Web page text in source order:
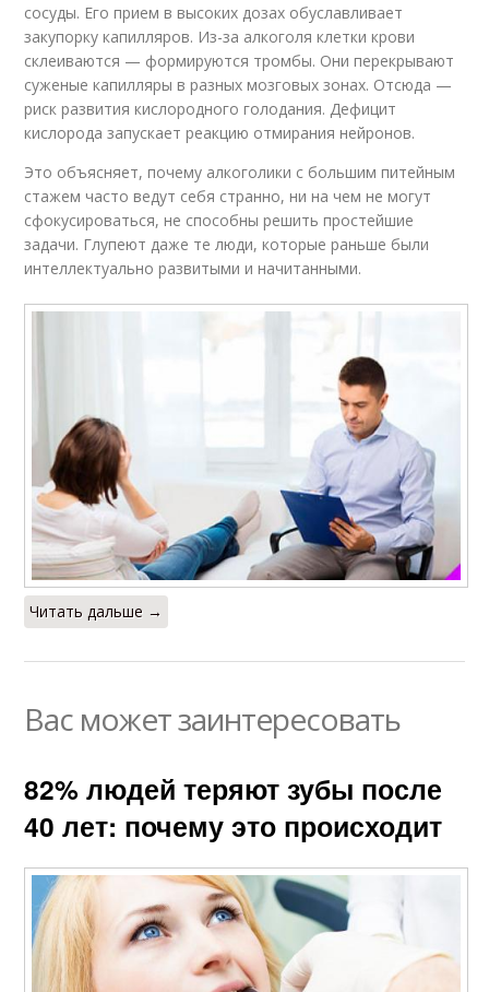
сосуды. Его прием в высоких дозах обуславливает
закупорку капилляров. Из-за алкоголя клетки крови
склеиваются — формируются тромбы. Они перекрывают
суженые капилляры в разных мозговых зонах. Отсюда —
риск развития кислородного голодания. Дефицит
кислорода запускает реакцию отмирания нейронов.
Это объясняет, почему алкоголики с большим питейным
стажем часто ведут себя странно, ни на чем не могут
сфокусироваться, не способны решить простейшие
задачи. Глупеют даже те люди, которые раньше были
интеллектуально развитыми и начитанными.
Читать дальше →
Вас может заинтересовать
82% людей теряют зубы после
40 лет: почему это происходит